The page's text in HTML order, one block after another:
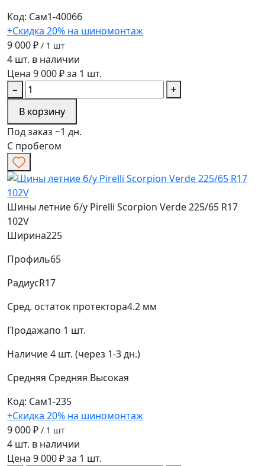
Код: Сам1-40066
+Скидка 20% на шиномонтаж
9 000 ₽ / 1 шт
4 шт. в наличии
Цена 9 000 ₽ за 1 шт.
−
+
В корзину
Под заказ ~1 дн.
С пробегом
Шины летние б/у Pirelli Scorpion Verde 225/65 R17
102V
Ширина225
Профиль65
РадиусR17
Сред. остаток протектора4.2 мм
Продажапо 1 шт.
Наличие4 шт. (через 1-3 дн.)
Средняя Средняя Высокая
Код: Сам1-235
+Скидка 20% на шиномонтаж
9 000 ₽ / 1 шт
4 шт. в наличии
Цена 9 000 ₽ за 1 шт.